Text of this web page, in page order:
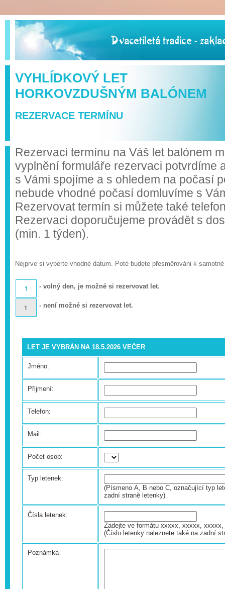
VYHLÍDKOVÝ LET
HORKOVZDUŠNÝM BALÓNEM
REZERVACE TERMÍNU
Rezervaci termínu na Váš let balónem
vyplnění formuláře rezervaci potvrdíme
s Vámi spojíme a s ohledem na počasí
nebude vhodné počasí domluvíme s
Rezervovat termín si můžete také
Rezervaci doporučujeme provádět s
(min. 1 týden).
Nejprve si vyberte vhodné datum. Poté budete přesměrováni k
- volný den, je možné si rezervovat let.
- není možné si rezervovat let.
LET JE VYBRÁN NA 18.5.2026 VEČER
Jméno:
Přijmení:
Telefon:
Mail:
Počet osob:
Typ letenek:
(Písmeno A, B nebo C, označující typ
zadní straně letenky)
Čísla letenek:
Zadejte ve formátu xxxxx, xxxxx, xxxxx,
(Číslo letenky naleznete také na zadní
Poznámka